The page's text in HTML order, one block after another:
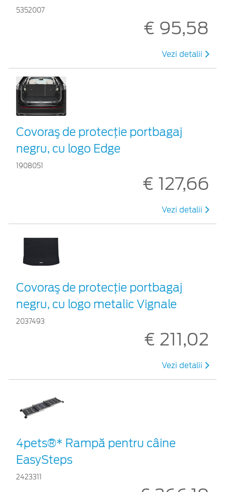
5352007
€ 95,58
Vezi detalii
Covoraş de protecţie portbagaj
negru, cu logo Edge
1908051
€ 127,66
Vezi detalii
Covoraş de protecţie portbagaj
negru, cu logo metalic Vignale
2037493
€ 211,02
Vezi detalii
4pets®* Rampă pentru câine
EasySteps
2423311